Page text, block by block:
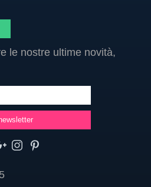
le nostre ultime novità,